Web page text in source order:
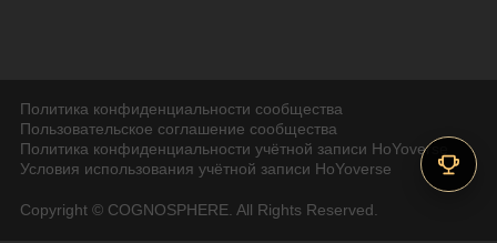
Политика конфиденциальности сообщества
Пользовательское соглашение сообщества
Политика конфиденциальности учётной записи HoYoverse
Условия использования учётной записи HoYoverse
Copyright © COGNOSPHERE. All Rights Reserved.